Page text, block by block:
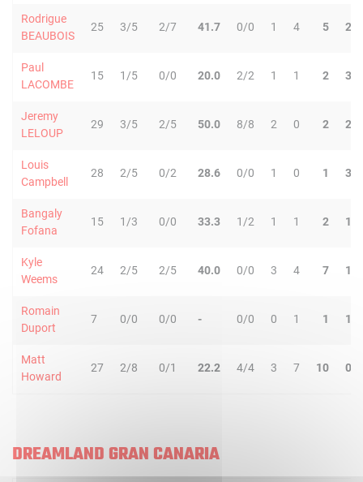
Rodrigue
BEAUBOIS
25 3/5 2/7 41.7 0/0 1 4 5 2
Paul
LACOMBE
15 1/5 0/0 20.0 2/2 1 1 2 3
Jeremy
LELOUP
29 3/5 2/5 50.0 8/8 2 0 2 2
Louis
Campbell
28 2/5 0/2 28.6 0/0 1 0 1 3
Bangaly
Fofana
15 1/3 0/0 33.3 1/2 1 1 2 1
Kyle
Weems
24 2/5 2/5 40.0 0/0 3 4 7 1
Romain
Duport
7 0/0 0/0 - 0/0 0 1 1 1
Matt
Howard
27 2/8 0/1 22.2 4/4 3 7 10 0
DREAMLAND GRAN CANARIA